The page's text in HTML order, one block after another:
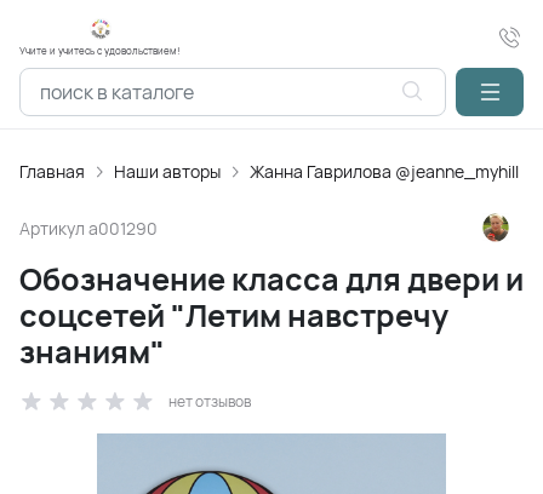
Учите и учитесь с удовольствием!
Главная Наши авторы Жанна Гаврилова @jeanne_myhill
Артикул a001290
Обозначение класса для двери и
соцсетей "Летим навстречу
знаниям"
нет отзывов